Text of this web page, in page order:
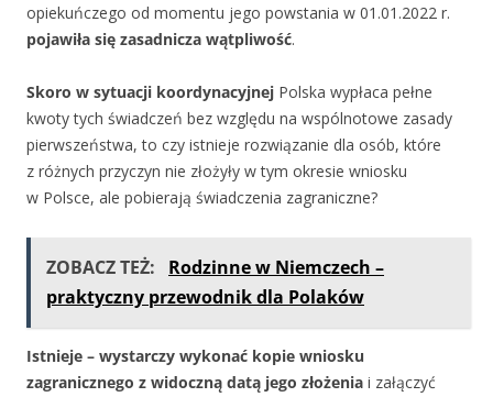
opiekuńczego od momentu jego powstania w 01.01.2022 r.
pojawiła się zasadnicza wątpliwość.
Skoro w sytuacji koordynacyjnej Polska wypłaca pełne
kwoty tych świadczeń bez względu na wspólnotowe zasady
pierwszeństwa, to czy istnieje rozwiązanie dla osób, które
z różnych przyczyn nie złożyły w tym okresie wniosku
w Polsce, ale pobierają świadczenia zagraniczne?
ZOBACZ TEŻ:
Rodzinne w Niemczech –
praktyczny przewodnik dla Polaków
Istnieje – wystarczy wykonać kopie wniosku
zagranicznego z widoczną datą jego złożenia i załączyć